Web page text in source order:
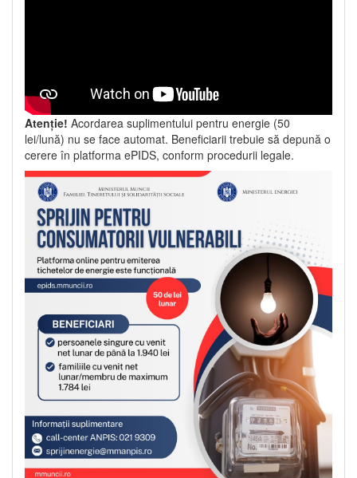
Atenție! Acordarea suplimentului pentru energie (50
lei/lună) nu se face automat. Beneficiarii trebuie să depună o
cerere în platforma ePIDS, conform procedurii legale.